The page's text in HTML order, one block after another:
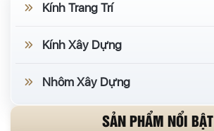
Kính Trang Trí
Kính Xây Dựng
Nhôm Xây Dựng
SẢN PHẨM NỔI BẬT